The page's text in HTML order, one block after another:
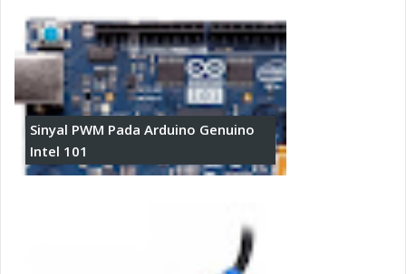
Sinyal PWM Pada Arduino Genuino
Intel 101